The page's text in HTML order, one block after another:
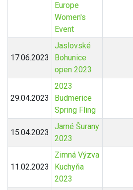
Europe
Women's
Event
17.06.2023
Jaslovské
Bohunice
open 2023
29.04.2023
2023
Budmerice
Spring Fling
15.04.2023
Jarné Šurany
2023
11.02.2023
Zimná Výzva
Kuchyňa
2023